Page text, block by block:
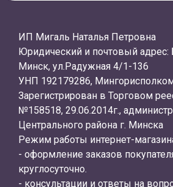
ИП Мигаль Наталья Петровна
Юридический и почтовый адрес:
Минск, ул.Радужная 4/1-136
УНП 192179286,
Зарегистрирован в Торговом
№158518, 29.06.2014г.,
Центрального района г. Минска
Режим работы интернет-
- оформление заказов
круглосуточно.
- консультации и ответы на